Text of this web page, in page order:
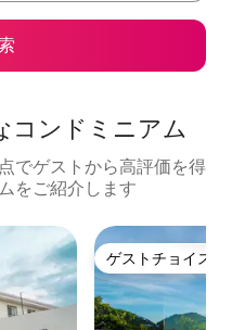
コンドミニアム
でゲストから高評価を得
をご紹介します
ゲストチョイス
ゲストチョイス